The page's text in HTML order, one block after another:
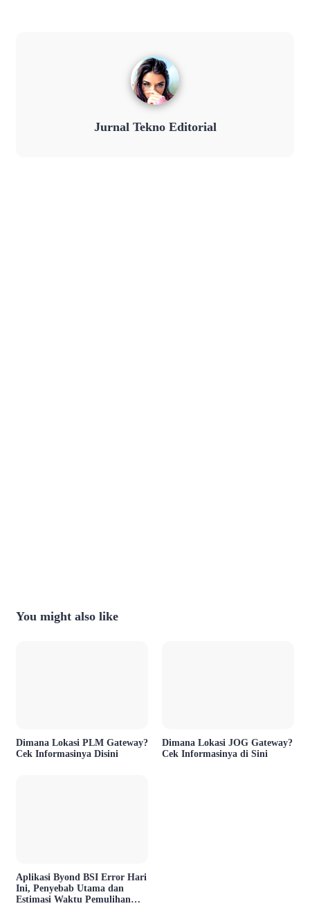
Jurnal Tekno Editorial
You might also like
Dimana Lokasi PLM Gateway?
Cek Informasinya Disini
Dimana Lokasi JOG Gateway?
Cek Informasinya di Sini
Aplikasi Byond BSI Error Hari
Ini, Penyebab Utama dan
Estimasi Waktu Pemulihan